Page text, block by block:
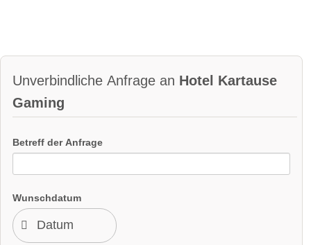
Unverbindliche Anfrage an Hotel Kartause
Gaming
Betreff der Anfrage
Wunschdatum